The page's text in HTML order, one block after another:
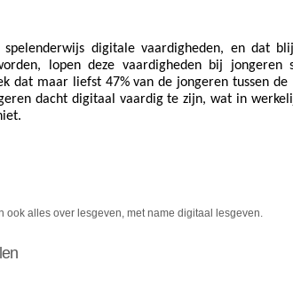
spelenderwijs digitale vaardigheden, en dat
lopen deze vaardigheden bij
dat maar liefst 47% van de jongeren tussen
dacht digitaal vaardig te zijn, wat in
ook alles over lesgeven, met name digitaal lesgeven.